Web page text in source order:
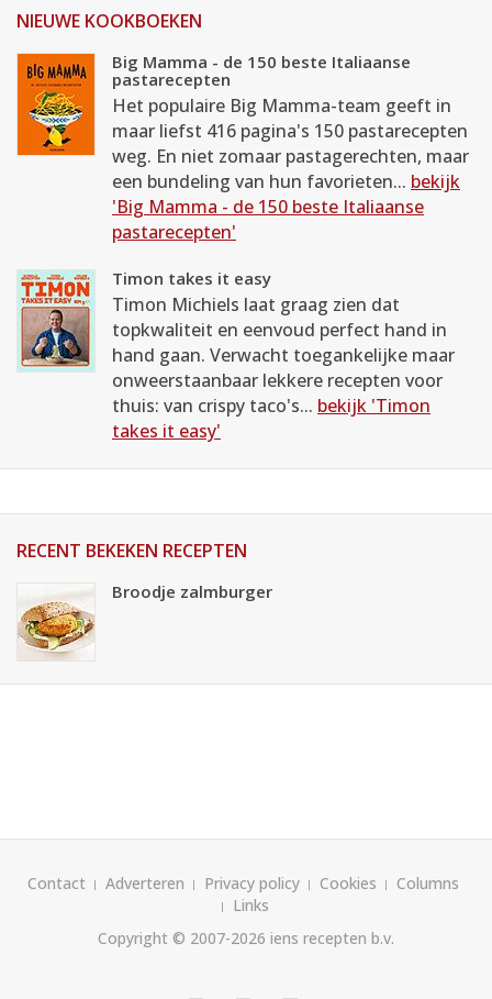
NIEUWE KOOKBOEKEN
Big Mamma - de 150 beste Italiaanse
pastarecepten
Het populaire Big Mamma-team geeft in
maar liefst 416 pagina's 150 pastarecepten
weg. En niet zomaar pastagerechten, maar
een bundeling van hun favorieten... bekijk
'Big Mamma - de 150 beste Italiaanse
pastarecepten'
Timon takes it easy
Timon Michiels laat graag zien dat
topkwaliteit en eenvoud perfect hand in
hand gaan. Verwacht toegankelijke maar
onweerstaanbaar lekkere recepten voor
thuis: van crispy taco's... bekijk 'Timon
takes it easy'
RECENT BEKEKEN RECEPTEN
Broodje zalmburger
Contact Adverteren Privacy policy Cookies
Columns
Links
Copyright © 2007-2026 iens recepten b.v.